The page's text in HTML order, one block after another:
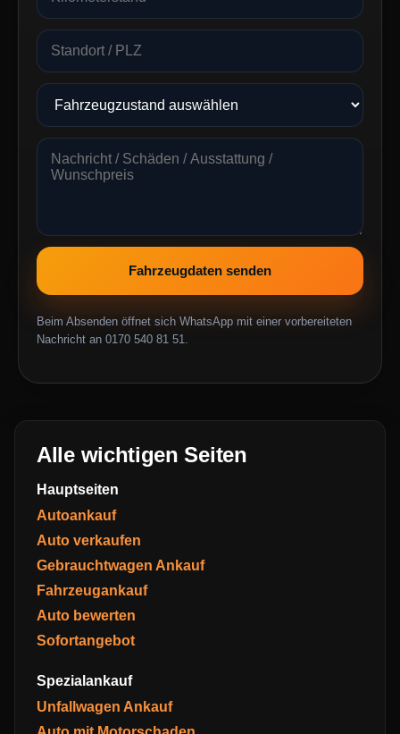
Fahrzeugdaten senden
Beim Absenden öffnet sich WhatsApp mit einer vorbereiteten
Nachricht an 0170 540 81 51.
Alle wichtigen Seiten
Hauptseiten
Autoankauf
Auto verkaufen
Gebrauchtwagen Ankauf
Fahrzeugankauf
Auto bewerten
Sofortangebot
Spezialankauf
Unfallwagen Ankauf